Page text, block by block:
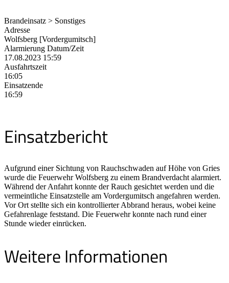
Brandeinsatz > Sonstiges
Adresse
Wolfsberg [Vordergumitsch]
Alarmierung Datum/Zeit
17.08.2023 15:59
Ausfahrtszeit
16:05
Einsatzende
16:59
Einsatzbericht
Aufgrund einer Sichtung von Rauchschwaden auf Höhe von Gries
wurde die Feuerwehr Wolfsberg zu einem Brandverdacht alarmiert.
Während der Anfahrt konnte der Rauch gesichtet werden und die
vermeintliche Einsatzstelle am Vordergumitsch angefahren werden.
Vor Ort stellte sich ein kontrollierter Abbrand heraus, wobei keine
Gefahrenlage feststand. Die Feuerwehr konnte nach rund einer
Stunde wieder einrücken.
Weitere Informationen